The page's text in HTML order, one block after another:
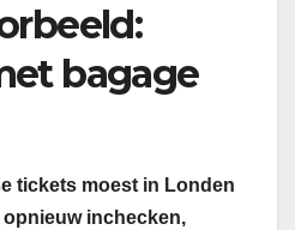
bagage
tickets moest in Londen
inchecken,